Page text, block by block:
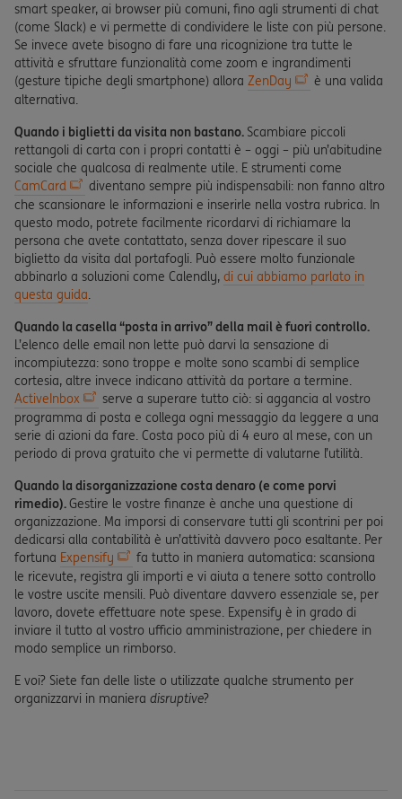
smart speaker, ai browser più comuni, fino agli strumenti di chat
(come Slack) e vi permette di condividere le liste con più persone.
Se invece avete bisogno di fare una ricognizione tra tutte le
attività e sfruttare funzionalità come zoom e ingrandimenti
(gesture tipiche degli smartphone) allora ZenDay
è una valida
alternativa.
Quando i biglietti da visita non bastano. Scambiare piccoli
rettangoli di carta con i propri contatti è – oggi – più un’abitudine
sociale che qualcosa di realmente utile. E strumenti come
CamCard
diventano sempre più indispensabili: non fanno altro
che scansionare le informazioni e inserirle nella vostra rubrica. In
questo modo, potrete facilmente ricordarvi di richiamare la
persona che avete contattato, senza dover ripescare il suo
biglietto da visita dal portafogli. Può essere molto funzionale
abbinarlo a soluzioni come Calendly, di cui abbiamo parlato in
questa guida.
Quando la casella “posta in arrivo” della mail è fuori controllo.
L’elenco delle email non lette può darvi la sensazione di
incompiutezza: sono troppe e molte sono scambi di semplice
cortesia, altre invece indicano attività da portare a termine.
ActiveInbox
serve a superare tutto ciò: si aggancia al vostro
programma di posta e collega ogni messaggio da leggere a una
serie di azioni da fare. Costa poco più di 4 euro al mese, con un
periodo di prova gratuito che vi permette di valutarne l’utilità.
Quando la disorganizzazione costa denaro (e come porvi
rimedio).Gestire le vostre finanze è anche una questione di
organizzazione. Ma imporsi di conservare tutti gli scontrini per poi
dedicarsi alla contabilità è un’attività davvero poco esaltante. Per
fortuna Expensify
fa tutto in maniera automatica: scansiona
le ricevute, registra gli importi e vi aiuta a tenere sotto controllo
le vostre uscite mensili. Può diventare davvero essenziale se, per
lavoro, dovete effettuare note spese. Expensify è in grado di
inviare il tutto al vostro ufficio amministrazione, per chiedere in
modo semplice un rimborso.
E voi? Siete fan delle liste o utilizzate qualche strumento per
organizzarvi in maniera disruptive?